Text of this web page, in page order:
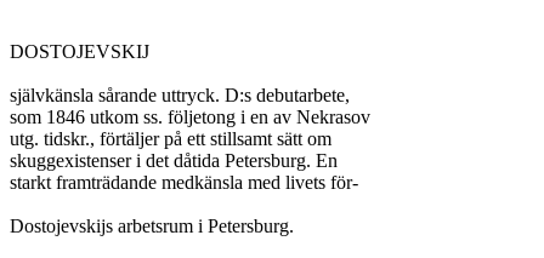
DOSTOJEVSKIJ
självkänsla sårande uttryck. D:s debutarbete,
som 1846 utkom ss. följetong i en av Nekrasov
utg. tidskr., förtäljer på ett stillsamt sätt om
skuggexistenser i det dåtida Petersburg. En
starkt framträdande medkänsla med livets för-
Dostojevskijs arbetsrum i Petersburg.